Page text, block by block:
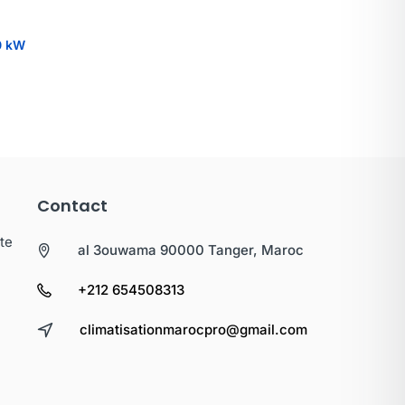
kW
Contact
al 3ouwama 90000 Tanger, Maroc
+212 654508313
climatisationmarocpro@gmail.com